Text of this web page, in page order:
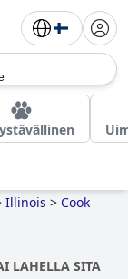
Illinois > Cook
LAHELLA SITA